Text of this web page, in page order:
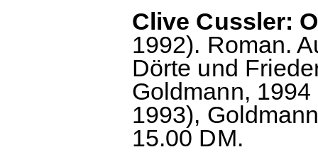
Clive Cussler:
1992). Roman.
Dörte und
Goldmann,
1993),
15.00 DM.